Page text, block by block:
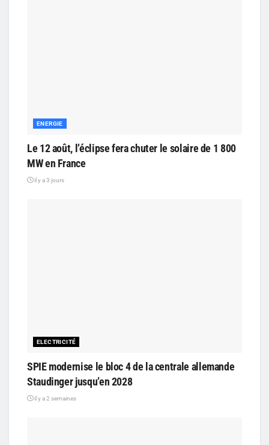
ENERGIE
Le 12 août, l’éclipse fera chuter le solaire de 1 800
MW en France
il y a 3 jours
ELECTRICITÉ
SPIE modernise le bloc 4 de la centrale allemande
Staudinger jusqu’en 2028
il y a 2 semaines